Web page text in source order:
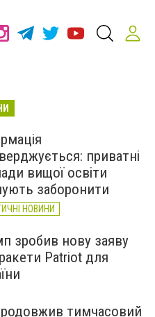
приватні
вищої освіти
заборонити
НОВИНИ
зробив нову заяву
Patriot для
тимчасовий